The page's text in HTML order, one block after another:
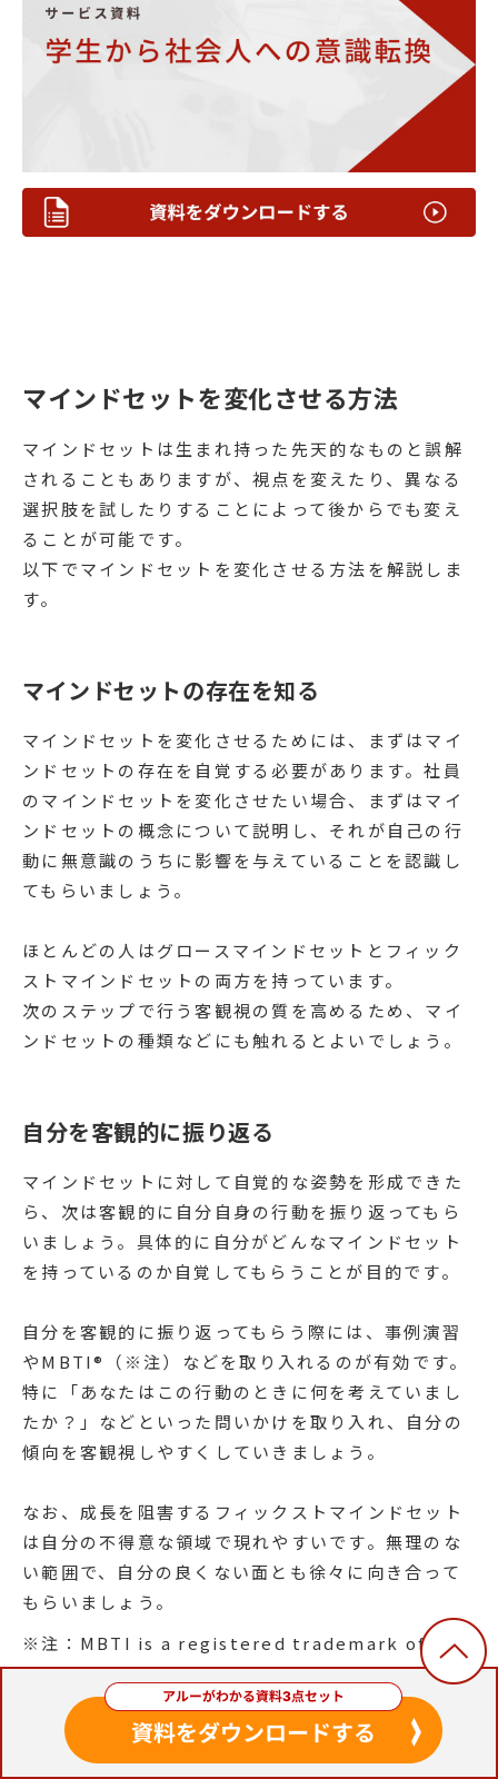
マインドセットを変化させる方法
マインドセットは生まれ持った先天的なものと誤解
されることもありますが、視点を変えたり、異なる
選択肢を試したりすることによって後からでも変え
ることが可能です。
以下でマインドセットを変化させる方法を解説しま
す。
マインドセットの存在を知る
マインドセットを変化させるためには、まずはマイ
ンドセットの存在を自覚する必要があります。社員
のマインドセットを変化させたい場合、まずはマイ
ンドセットの概念について説明し、それが自己の行
動に無意識のうちに影響を与えていることを認識し
てもらいましょう。
ほとんどの人はグロースマインドセットとフィック
ストマインドセットの両方を持っています。
次のステップで行う客観視の質を高めるため、マイ
ンドセットの種類などにも触れるとよいでしょう。
自分を客観的に振り返る
マインドセットに対して自覚的な姿勢を形成できた
ら、次は客観的に自分自身の行動を振り返ってもら
いましょう。具体的に自分がどんなマインドセット
を持っているのか自覚してもらうことが目的です。
自分を客観的に振り返ってもらう際には、事例演習
やMBTI®（※注）などを取り入れるのが有効です。
特に「あなたはこの行動のときに何を考えていまし
たか？」などといった問いかけを取り入れ、自分の
傾向を客観視しやすくしていきましょう。
なお、成長を阻害するフィックストマインドセット
は自分の不得意な領域で現れやすいです。無理のな
い範囲で、自分の良くない面とも徐々に向き合って
もらいましょう。
※注：MBTI is a registered trademark of the
Myers&Briggs Foundation in the United
States and other countries.